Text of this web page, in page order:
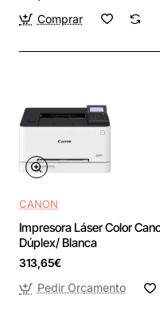
Comprar
CANON
Impresora Láser Color
Dúplex/ Blanca
313,65€
Pedir Orçamento